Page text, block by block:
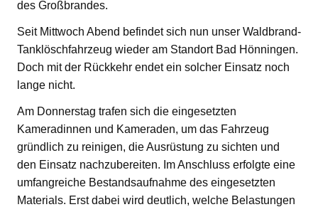
des Großbrandes.
Seit Mittwoch Abend befindet sich nun unser Waldbrand-
Tanklöschfahrzeug wieder am Standort Bad Hönningen.
Doch mit der Rückkehr endet ein solcher Einsatz noch
lange nicht.
Am Donnerstag trafen sich die eingesetzten
Kameradinnen und Kameraden, um das Fahrzeug
gründlich zu reinigen, die Ausrüstung zu sichten und
den Einsatz nachzubereiten. Im Anschluss erfolgte eine
umfangreiche Bestandsaufnahme des eingesetzten
Materials. Erst dabei wird deutlich, welche Belastungen